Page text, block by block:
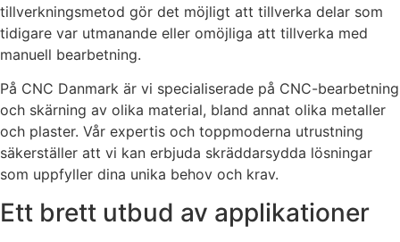
tillverkningsmetod gör det möjligt att tillverka delar som
tidigare var utmanande eller omöjliga att tillverka med
manuell bearbetning.
På CNC Danmark är vi specialiserade på CNC-bearbetning
och skärning av olika material, bland annat olika metaller
och plaster. Vår expertis och toppmoderna utrustning
säkerställer att vi kan erbjuda skräddarsydda lösningar
som uppfyller dina unika behov och krav.
Ett brett utbud av applikationer